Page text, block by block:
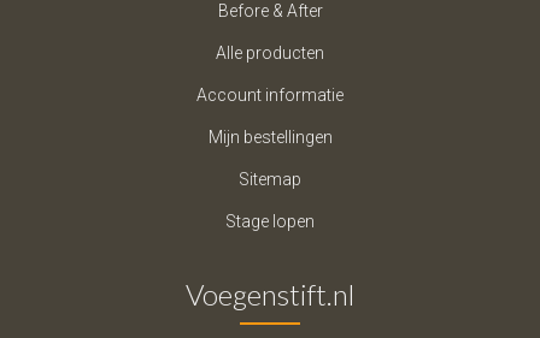
Before & After
Alle producten
Account informatie
Mijn bestellingen
Sitemap
Stage lopen
Voegenstift.nl